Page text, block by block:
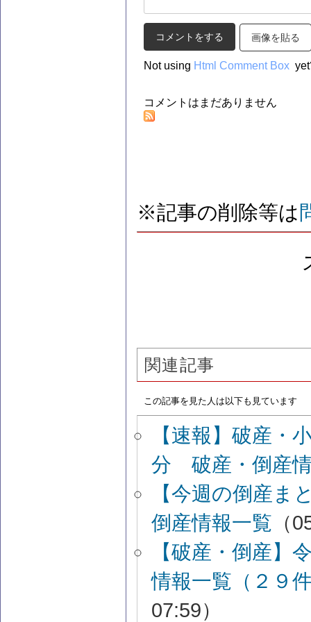
画像を貼る
Not using Html Comment Box
コメントはまだありません
※記事の削除等は
関連記事
この記事を見た人は以下も見ています
【速報】破産
分 破産・倒産
【今週の倒産
倒産情報一覧 （
【破産・倒産
情報一覧（２９
07:59）